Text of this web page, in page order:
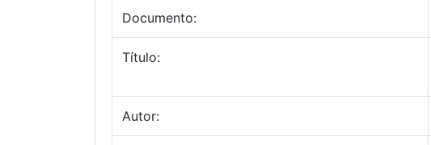
Documento:
Título:
Autor: